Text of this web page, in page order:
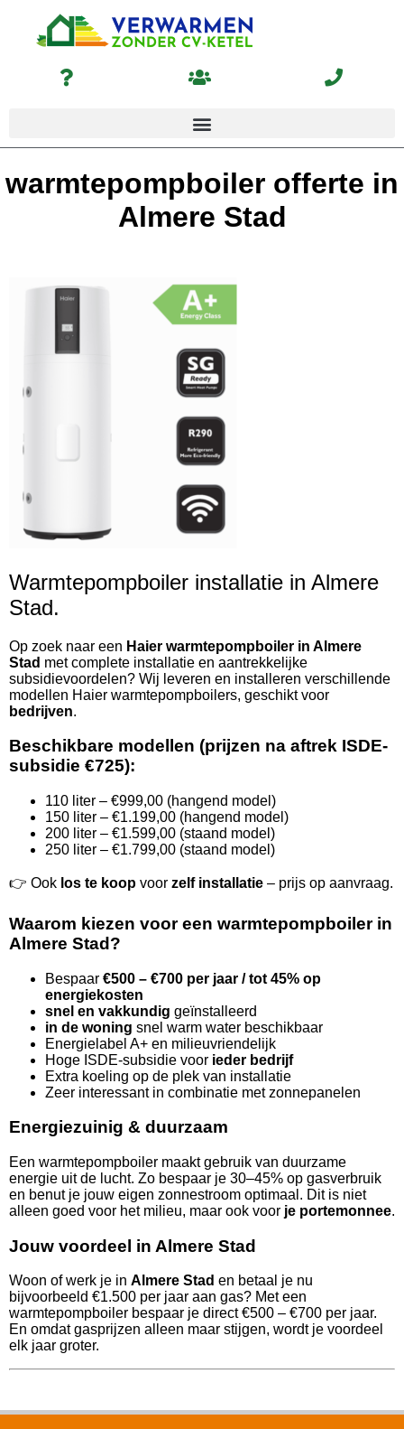
warmtepompboiler offerte in
Almere Stad
Warmtepompboiler installatie in Almere
Stad.
Op zoek naar een Haier warmtepompboiler in Almere
Stad met complete installatie en aantrekkelijke
subsidievoordelen? Wij leveren en installeren verschillende
modellen Haier warmtepompboilers, geschikt voor
bedrijven.
Beschikbare modellen (prijzen na aftrek ISDE-
subsidie €725):
110 liter – €999,00 (hangend model)
150 liter – €1.199,00 (hangend model)
200 liter – €1.599,00 (staand model)
250 liter – €1.799,00 (staand model)
👉 Ook los te koop voor zelf installatie – prijs op aanvraag.
Waarom kiezen voor een warmtepompboiler in
Almere Stad?
Bespaar €500 – €700 per jaar / tot 45% op
energiekosten
snel en vakkundig geïnstalleerd
in de woning snel warm water beschikbaar
Energielabel A+ en milieuvriendelijk
Hoge ISDE-subsidie voor ieder bedrijf
Extra koeling op de plek van installatie
Zeer interessant in combinatie met zonnepanelen
Energiezuinig & duurzaam
Een warmtepompboiler maakt gebruik van duurzame
energie uit de lucht. Zo bespaar je 30–45% op gasverbruik
en benut je jouw eigen zonnestroom optimaal. Dit is niet
alleen goed voor het milieu, maar ook voor je portemonnee.
Jouw voordeel in Almere Stad
Woon of werk je in Almere Stad en betaal je nu
bijvoorbeeld €1.500 per jaar aan gas? Met een
warmtepompboiler bespaar je direct €500 – €700 per jaar.
En omdat gasprijzen alleen maar stijgen, wordt je voordeel
elk jaar groter.